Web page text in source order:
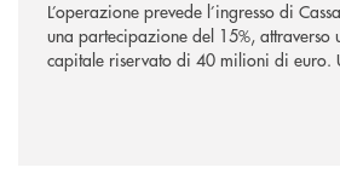
L’operazione prevede l’ingresso di
una partecipazione del 15%, attraverso
capitale riservato di 40 milioni di euro.
comuni e sulla prossimità ai territori,